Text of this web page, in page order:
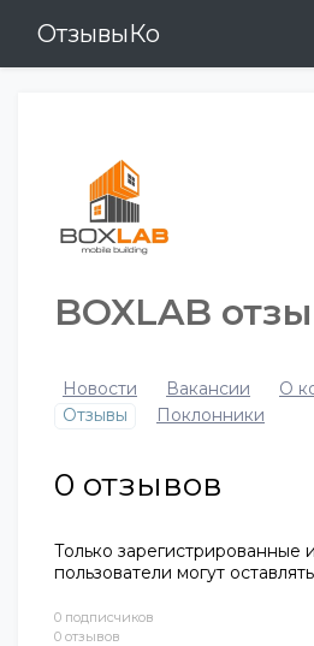
ОтзывыКо
0 подписчиков
0 отзывов
BOXLAB
Новости Вакансии
О
Отзывы
Поклонники
0 отзывов
Только зарегистрированные
пользователи могут